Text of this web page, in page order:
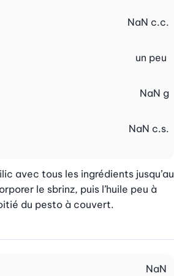
NaN c.c.
un peu
NaN g
NaN c.s.
avec tous les ingrédients jusqu’au
le sbrinz, puis l’huile peu à
du pesto à couvert.
NaN